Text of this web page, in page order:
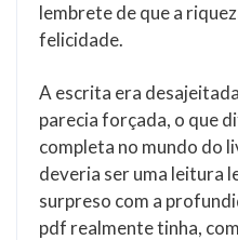
lembrete de que a
felicidade.
A escrita era
parecia forçada, o que
completa no mundo do
deveria ser uma leitura
surpreso com a
pdf realmente tinha,